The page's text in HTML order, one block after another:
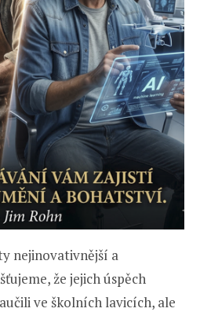
nejinovativnější a
že jejich úspěch
ve školních lavicích, ale